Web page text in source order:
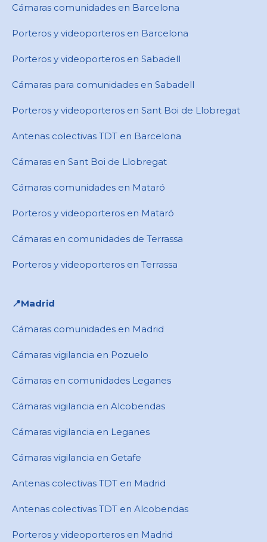
Cámaras comunidades en Barcelona
Porteros y videoporteros en Barcelona
Porteros y videoporteros en Sabadell
Cámaras para comunidades en ​Sabadell
Porteros y videoporteros en ​Sant Boi de Llobregat
Antenas colectivas TDT en Barcelona
Cámaras en ​Sant Boi de Llobregat
Cámaras comunidades en Mataró
Porteros y videoporteros en Mataró
Cámaras en comunidades de Terrassa
Porteros y videoporteros en Terrassa
📍​Madrid
Cámaras comunidades en Madrid
Cámaras vigilancia en Pozuelo
Cámaras en comunidades Leganes
Cámaras vigilancia en Alcobendas
Cámaras vigilancia en Leganes
Cámaras vigilancia en Getafe
Antenas colectivas TDT en Madrid
Antenas colectivas TDT en Alcobendas
Porteros y videoporteros en Madrid